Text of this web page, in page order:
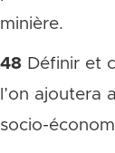
minière.
48 Définir et
l’on ajoutera
socio-